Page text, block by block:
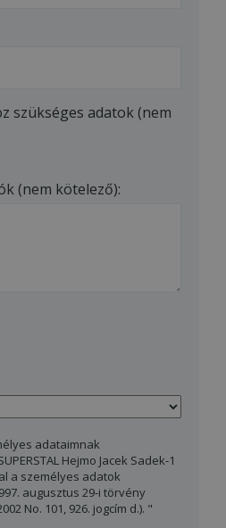
szükséges adatok (nem
(nem kötelező):
adataimnak
Hejmo Jacek Sadek-1
a személyes adatok
augusztus 29-i törvény
No. 101, 926. jogcím d.). "